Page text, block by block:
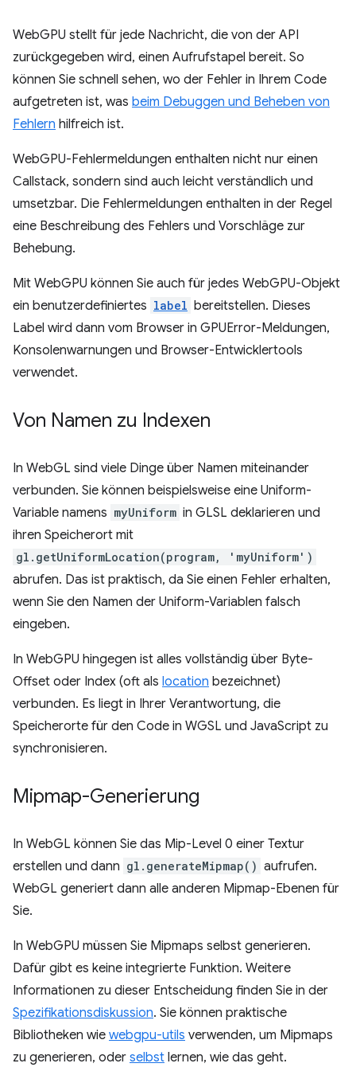
WebGPU stellt für jede Nachricht, die von der API
zurückgegeben wird, einen Aufrufstapel bereit. So
können Sie schnell sehen, wo der Fehler in Ihrem Code
aufgetreten ist, was beim Debuggen und Beheben von
Fehlern hilfreich ist.
WebGPU-Fehlermeldungen enthalten nicht nur einen
Callstack, sondern sind auch leicht verständlich und
umsetzbar. Die Fehlermeldungen enthalten in der Regel
eine Beschreibung des Fehlers und Vorschläge zur
Behebung.
Mit WebGPU können Sie auch für jedes WebGPU-Objekt
ein benutzerdefiniertes label bereitstellen. Dieses
Label wird dann vom Browser in GPUError-Meldungen,
Konsolenwarnungen und Browser-Entwicklertools
verwendet.
Von Namen zu Indexen
In WebGL sind viele Dinge über Namen miteinander
verbunden. Sie können beispielsweise eine Uniform-
Variable namens myUniform in GLSL deklarieren und
ihren Speicherort mit
gl.getUniformLocation(program, 'myUniform')
abrufen. Das ist praktisch, da Sie einen Fehler erhalten,
wenn Sie den Namen der Uniform-Variablen falsch
eingeben.
In WebGPU hingegen ist alles vollständig über Byte-
Offset oder Index (oft als location bezeichnet)
verbunden. Es liegt in Ihrer Verantwortung, die
Speicherorte für den Code in WGSL und JavaScript zu
synchronisieren.
Mipmap-Generierung
In WebGL können Sie das Mip-Level 0 einer Textur
erstellen und dann gl.generateMipmap() aufrufen.
WebGL generiert dann alle anderen Mipmap-Ebenen für
Sie.
In WebGPU müssen Sie Mipmaps selbst generieren.
Dafür gibt es keine integrierte Funktion. Weitere
Informationen zu dieser Entscheidung finden Sie in der
Spezifikationsdiskussion. Sie können praktische
Bibliotheken wie webgpu-utils verwenden, um Mipmaps
zu generieren, oder selbst lernen, wie das geht.